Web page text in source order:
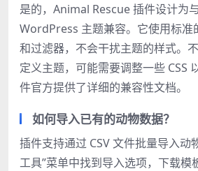
是的，Animal Rescue 插件设计为
WordPress 主题兼容。它使用标
和过滤器，不会干扰主题的样式。
定义主题，可能需要调整一些 CSS
件官方提供了详细的兼容性文档。
如何导入已有的动物数据？
插件支持通过 CSV 文件批量导入动
工具”菜单中找到导入选项，下载模